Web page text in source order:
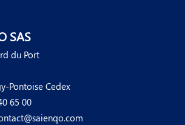
SAS
du Port
Pontoise Cedex
65 00